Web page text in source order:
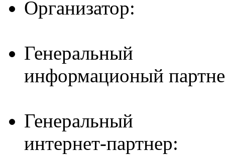
Организатор:
Генеральный
информационый
Генеральный
интернет-партнер: